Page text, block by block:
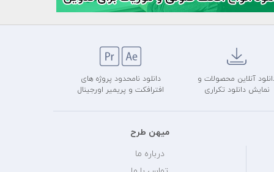
آنلاین محصولات و
نمایش دانلود تکراری
دانلود نامحدود پروژه های
افترافکت و پریمیر اورجینال
میهن طرح
درباره ما